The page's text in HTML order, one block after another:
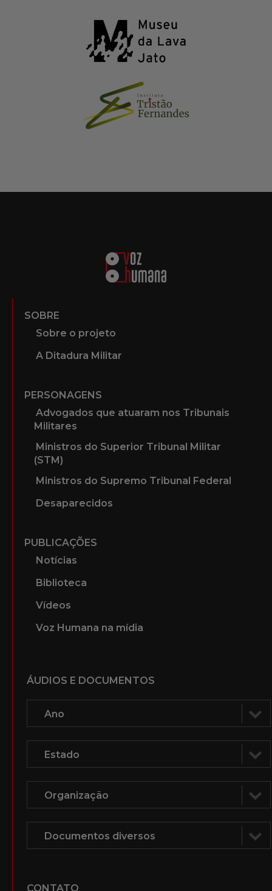
SOBRE
Sobre o projeto
A Ditadura Militar
PERSONAGENS
Advogados que atuaram nos Tribunais
Militares
Ministros do Superior Tribunal Militar
(STM)
Ministros do Supremo Tribunal Federal
Desaparecidos
PUBLICAÇÕES
Notícias
Biblioteca
Vídeos
Voz Humana na mídia
ÁUDIOS E DOCUMENTOS
CONTATO